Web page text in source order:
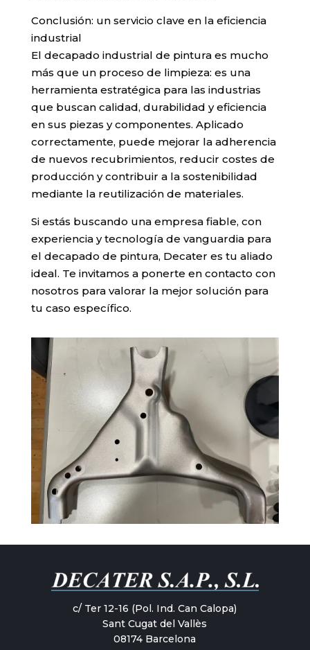
Conclusión: un servicio clave en la eficiencia
industrial
El decapado industrial de pintura es mucho
más que un proceso de limpieza: es una
herramienta estratégica para las industrias
que buscan calidad, durabilidad y eficiencia
en sus piezas y componentes. Aplicado
correctamente, puede mejorar la adherencia
de nuevos recubrimientos, reducir costes de
producción y contribuir a la sostenibilidad
mediante la reutilización de materiales.
Si estás buscando una empresa fiable, con
experiencia y tecnología de vanguardia para
el decapado de pintura, Decater es tu aliado
ideal. Te invitamos a ponerte en contacto con
nosotros para valorar la mejor solución para
tu caso específico.
c/ Ter 12-16 (Pol. Ind. Can Calopa)
Sant Cugat del Vallès
08174 Barcelona